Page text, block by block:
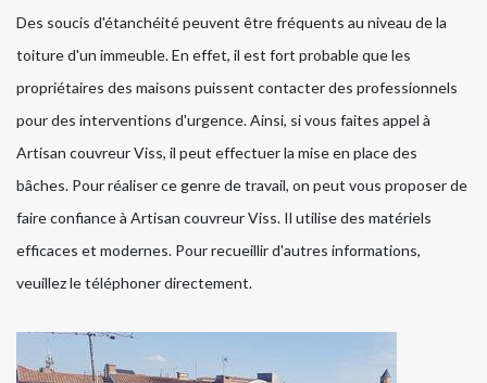
Des soucis d'étanchéité peuvent être fréquents au niveau de la
toiture d'un immeuble. En effet, il est fort probable que les
propriétaires des maisons puissent contacter des professionnels
pour des interventions d'urgence. Ainsi, si vous faites appel à
Artisan couvreur Viss, il peut effectuer la mise en place des
bâches. Pour réaliser ce genre de travail, on peut vous proposer de
faire confiance à Artisan couvreur Viss. Il utilise des matériels
efficaces et modernes. Pour recueillir d'autres informations,
veuillez le téléphoner directement.